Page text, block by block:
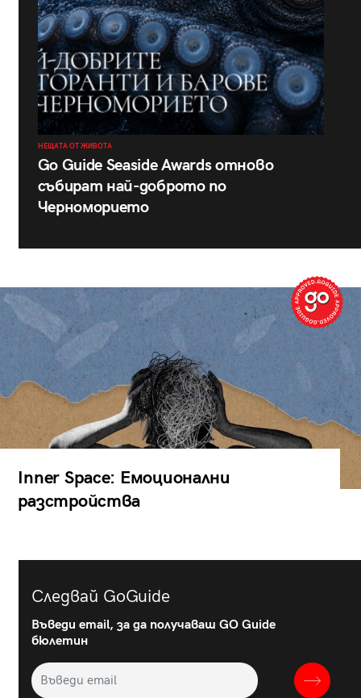
НЕЩАТА ОТ ЖИВОТА
Go Guide Seaside Awards отново
събират най-доброто по
Черноморието
Inner Space: Емоционални
разстройства
Следвай GoGuide
Въведи email, за да получаваш GO Guide
бюлетин